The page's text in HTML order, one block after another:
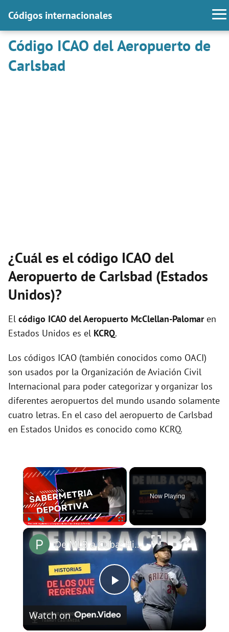
Códigos internacionales
Código ICAO del Aeropuerto de
Carlsbad
¿Cuál es el código ICAO del
Aeropuerto de Carlsbad (Estados
Unidos)?
El código ICAO delAeropuerto McClellan-Palomaren
Estados Unidos es el KCRQ.
Los códigos ICAO (también conocidos como OACI)
son usados por la Organización de Aviación Civil
Internacional para poder categorizar y organizar los
diferentes aeropuertos del mundo usando solamente
cuatro letras. En el caso del aeropuerto de Carlsbad
en Estados Unidos es conocido como KCRQ.
×
Play Unmute Fullscreen
Now Playing
×
P
De MLB a Cuba: Historias de los que regresan
Watch on